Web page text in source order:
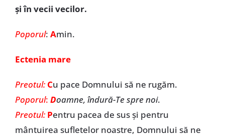
și în vecii vecilor.
Poporul: Amin.
Ectenia mare
Preotul: Cu pace Domnului să ne rugăm.
Poporul: Doamne, îndură-Te spre noi.
Preotul: Pentru pacea de sus și pentru
mântuirea sufletelor noastre, Domnului să ne